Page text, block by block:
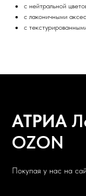
с нейтральной
с лаконичными
с
АТРИА
OZON
Покупая у нас на